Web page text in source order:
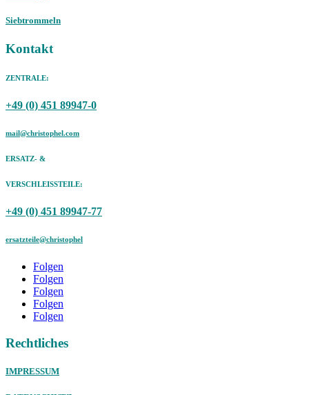
Siebtrommeln
Kontakt
ZENTRALE:
+49 (0) 451 89947-0
mail@christophel.com
ERSATZ- &
VERSCHLEISSTEILE:
+49 (0) 451 89947-77
ersatzteile@christophel
Folgen
Folgen
Folgen
Folgen
Folgen
Rechtliches
IMPRESSUM